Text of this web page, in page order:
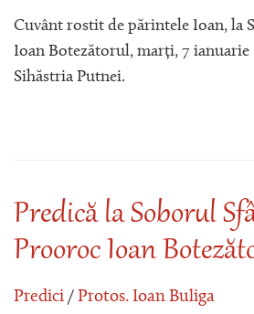
Cuvânt rostit de părintele Ioan, la
Ioan Botezătorul, marți, 7 ianuarie
Sihăstria Putnei.
Predică la Soborul
Prooroc Ioan
Predici / Protos. Ioan Buliga